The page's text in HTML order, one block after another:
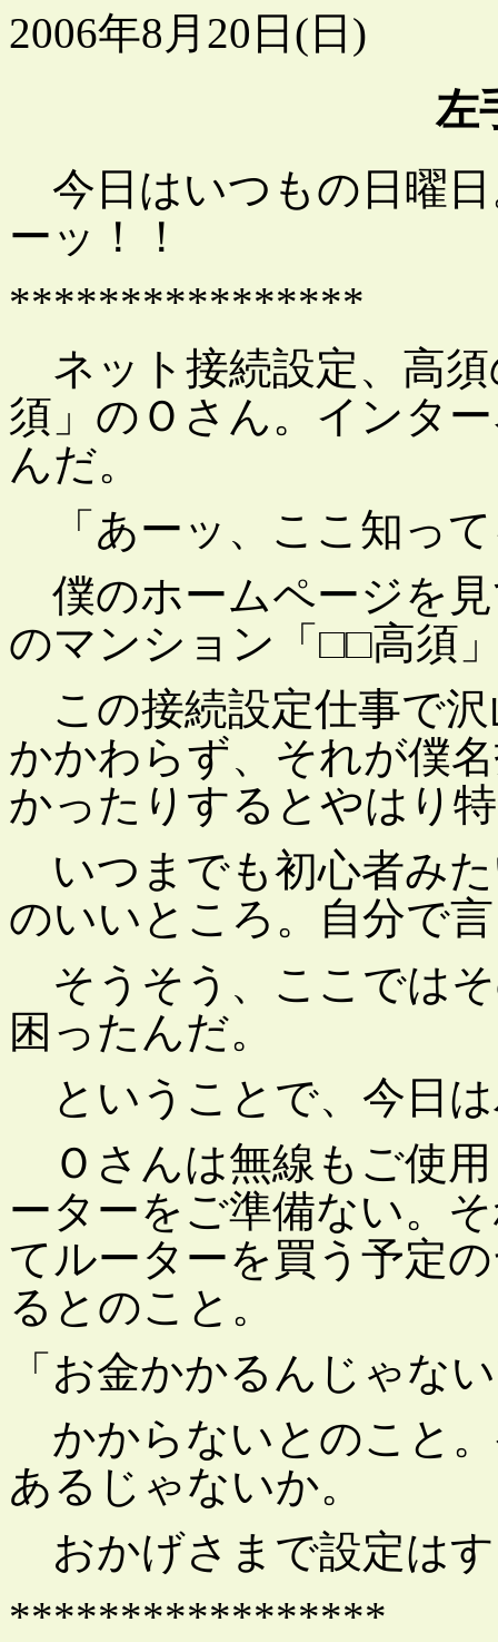
2006年8月20日(日)
左
今日はいつもの日曜
ーッ！！
****************
ネット接続設定、高
須」のＯさん。インタ
んだ。
「あーッ、ここ知っ
僕のホームページを
のマンション「□□高須
この接続設定仕事で
かかわらず、それが僕
かったりするとやはり
いつまでも初心者み
のいいところ。自分で
そうそう、ここでは
困ったんだ。
ということで、今日
Ｏさんは無線もご使
ーターをご準備ない。
てルーターを買う予定
るとのこと。
「お金かかるんじゃな
かからないとのこと
あるじゃないか。
おかげさまで設定は
*****************